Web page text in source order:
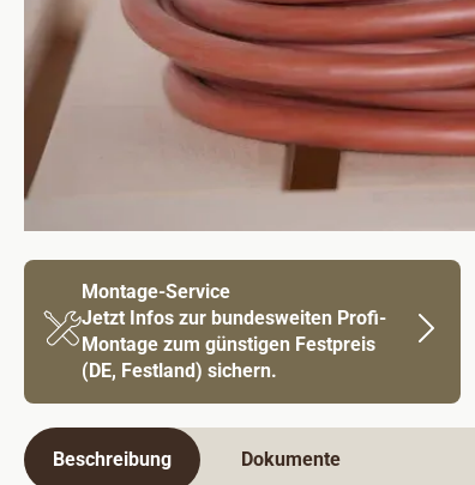
Montage-Service
Jetzt Infos zur bundesweiten Profi-
Montage zum günstigen Festpreis
(DE, Festland) sichern.
Beschreibung Dokumente